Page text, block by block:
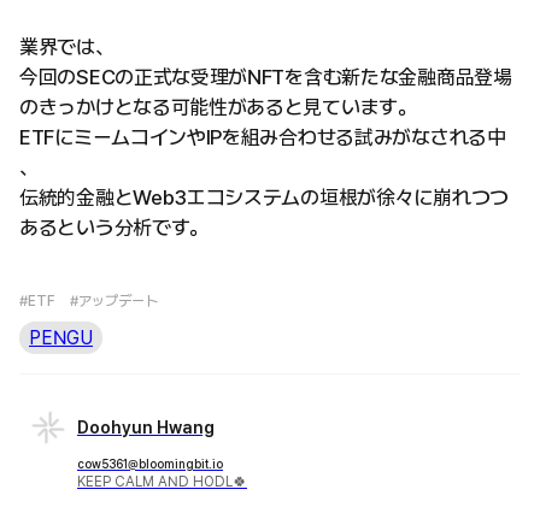
業界では、
今回のSECの正式な受理がNFTを含む新たな金融商品登場
のきっかけとなる可能性があると見ています。
ETFにミームコインやIPを組み合わせる試みがなされる中
、
伝統的金融とWeb3エコシステムの垣根が徐々に崩れつつ
あるという分析です。
#ETF #アップデート
PENGU
Doohyun Hwang
cow5361@bloomingbit.io
KEEP CALM AND HODL🍀